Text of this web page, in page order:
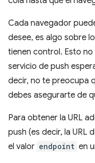
Cada navegador
desee, es algo sobre
tienen control. Esto
servicio de push
decir, no te preocupa
debes asegurarte de
Para obtener la URL
push (es decir, la URL
el valor endpoint en